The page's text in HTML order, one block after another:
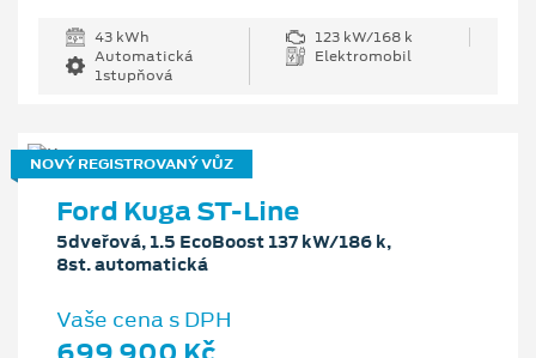
43 kWh
123 kW/168 k
Automatická
1stupňová
Elektromobil
NOVÝ REGISTROVANÝ VŮZ
Ford Kuga ST-Line
5dveřová, 1.5 EcoBoost 137 kW/186 k,
8st. automatická
Vaše cena s DPH